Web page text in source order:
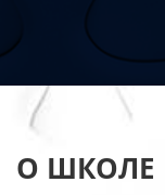
О ШКОЛЕ